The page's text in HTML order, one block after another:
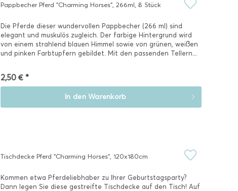
Pappbecher Pferd "Charming Horses", 266ml, 8 Stück
Die Pferde dieser wundervollen Pappbecher (266 ml) sind
elegant und muskulös zugleich. Der farbige Hintergrund wird
von einem strahlend blauen Himmel sowie von grünen, weißen
und pinken Farbtupfern gebildet. Mit den passenden Tellern...
2,50 € *
In den Warenkorb
Tischdecke Pferd "Charming Horses", 120x180cm
Kommen etwa Pferdeliebhaber zu Ihrer Geburtstagsparty?
Dann legen Sie diese gestreifte Tischdecke auf den Tisch! Auf